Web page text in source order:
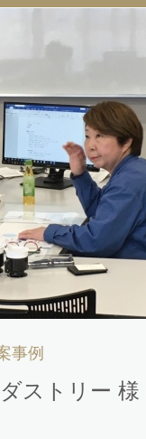
事例
ストリー 様